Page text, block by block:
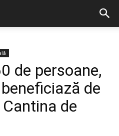
de persoane,
de
de